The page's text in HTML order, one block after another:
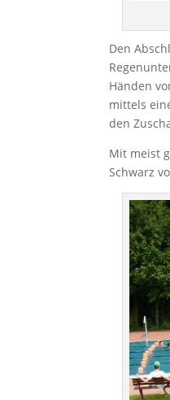
Den
Händen
mittels
den
Mit meist
Schwarz